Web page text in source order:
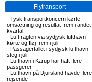
Flytransport
- Tysk transportkoncern kørte
omsætning og resultat frem i andet
kvartal
- Luftfragten via sydjysk lufthavn
kørte og fløj frem i juli
- Passagertallet i sydjysk lufthavn
steg i juli
- Lufthavn i Karup har haft flere
passgerer
- Lufthavn på Djursland havde flere
rejsende